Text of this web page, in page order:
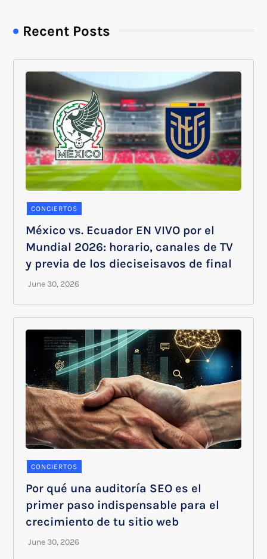
Recent Posts
CONCIERTOS
México vs. Ecuador EN VIVO por el
Mundial 2026: horario, canales de TV
y previa de los dieciseisavos de final
CONCIERTOS
Por qué una auditoría SEO es el
primer paso indispensable para el
crecimiento de tu sitio web